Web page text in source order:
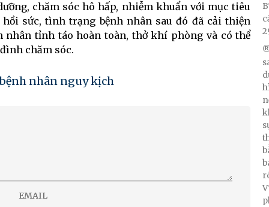
chăm sóc hô hấp, nhiễm khuẩn với mục tiêu
sức, tình trạng bệnh nhân sau đó đã cải thiện
nhân tỉnh táo hoàn toàn, thở khí phòng và có thể
chăm sóc.
bệnh nhân nguy kịch